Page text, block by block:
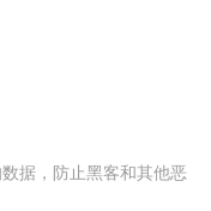
据，防止黑客和其他恶